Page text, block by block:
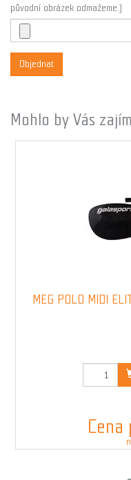
původní obrázek odmažeme.)
Objednat
Mohlo by Vás
MEG POLO MIDI